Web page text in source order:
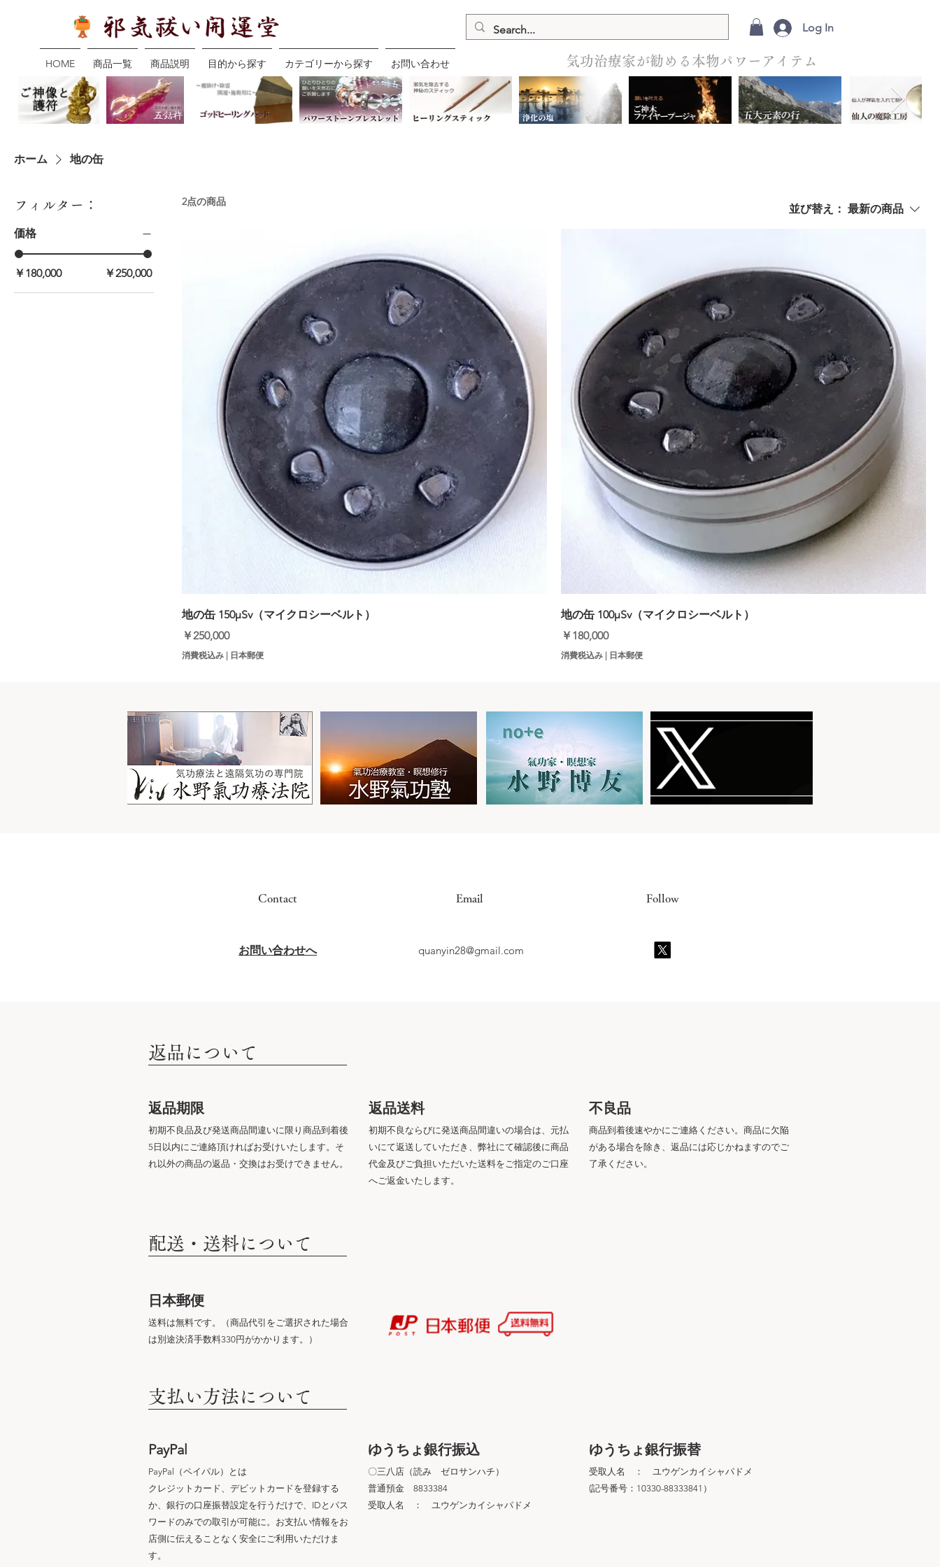
Log In
HOME 商品一覧 商品説明 目的から探す カテゴリーから探す お問い合わせ 気功治療家が勧める本物パワーアイテム
ホーム 地の缶
フィルター：
価格
￥180,000 ￥250,000
2点の商品
並び替え： 最新の商品
地の缶 150μSv（マイクロシーベルト）
価格
￥250,000
消費税込み | 日本郵便
地の缶 100μSv（マイクロシーベルト）
価格
￥180,000
消費税込み | 日本郵便
Contact
​お問い合わせへ
Email
quanyin28@gmail.com
Follow
​返品について
​返品期限
初期不良品及び発送商品間違いに限り商品到着後
5日以内にご連絡頂ければお受けいたします。そ
れ以外の商品の返品・交換はお受けできません。
​返品送料
初期不良ならびに発送商品間違いの場合は、元払
いにて返送していただき、弊社にて確認後に商品
代金及びご負担いただいた送料をご指定のご口座
へご返金いたします。
​不良品
商品到着後速やかにご連絡ください。商品に欠陥
がある場合を除き、返品には応じかねますのでご
了承ください。
​配送・送料について
​日本郵便
送料は無料です。（商品代引をご選択された場合
は別途決済手数料330円がかかります。）
​支払い方法について
PayPal
PayPal（ペイパル）とは
クレジットカード、デビットカードを登録する
か、銀行の口座振替設定を行うだけで、IDとパス
ワードのみでの取引が可能に。お支払い情報をお
店側に伝えることなく安全にご利用いただけま
す。
ゆうちょ銀行振込
〇三八店（読み ゼロサンハチ）
普通預金 8833384
受取人名 ： ユウゲンカイシャパドメ
ゆうちょ銀行振替
受取人名 ： ユウゲンカイシャパドメ
(記号番号：10330-88333841）